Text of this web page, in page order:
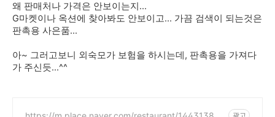
왜 판매처나 가격은 안보이는지...
G마켓이나 옥션에 찾아봐도 안보이고... 가끔 검색이 되는것은
판촉용 사은품...
아~ 그러고보니 외숙모가 보험을 하시는데, 판촉용을 가져다
가 주신듯...^^
광고